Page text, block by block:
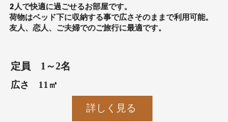
2人で快適に過ごせるお部屋です。
荷物はベッド下に収納する事で広さそのままで利用可能。
友人、恋人、ご夫婦でのご旅行に最適です。
​定員 1～2名
​広さ 11㎡
詳しく見る